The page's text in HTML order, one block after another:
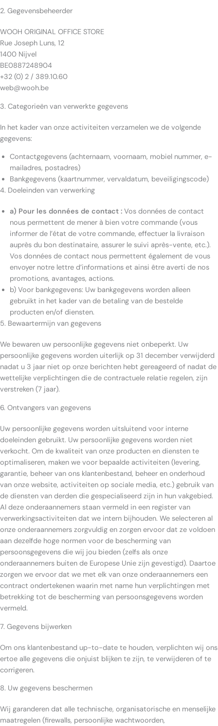
2. Gegevensbeheerder
WOOH ORIGINAL OFFICE STORE
Rue Joseph Luns, 12
1400 Nijvel
BE0887248904
+32 (0) 2 / 389.10.60
web@wooh.be
3. Categorieën van verwerkte gegevens
In het kader van onze activiteiten verzamelen we de volgende
gegevens:
Contactgegevens (achternaam, voornaam, mobiel nummer, e-
mailadres, postadres)
Bankgegevens (kaartnummer, vervaldatum, beveiligingscode)
4. Doeleinden van verwerking
a) Pour les données de contact : Vos données de contact
nous permettent de mener à bien votre commande (vous
informer de l’état de votre commande, effectuer la livraison
auprès du bon destinataire, assurer le suivi après-vente, etc.).
Vos données de contact nous permettent également de vous
envoyer notre lettre d’informations et ainsi être averti de nos
promotions, avantages, actions.
b) Voor bankgegevens: Uw bankgegevens worden alleen
gebruikt in het kader van de betaling van de bestelde
producten en/of diensten.
5. Bewaartermijn van gegevens
We bewaren uw persoonlijke gegevens niet onbeperkt. Uw
persoonlijke gegevens worden uiterlijk op 31 december verwijderd
nadat u 3 jaar niet op onze berichten hebt gereageerd of nadat de
wettelijke verplichtingen die de contractuele relatie regelen, zijn
verstreken (7 jaar).
6. Ontvangers van gegevens
Uw persoonlijke gegevens worden uitsluitend voor interne
doeleinden gebruikt. Uw persoonlijke gegevens worden niet
verkocht. Om de kwaliteit van onze producten en diensten te
optimaliseren, maken we voor bepaalde activiteiten (levering,
garantie, beheer van ons klantenbestand, beheer en onderhoud
van onze website, activiteiten op sociale media, etc.) gebruik van
de diensten van derden die gespecialiseerd zijn in hun vakgebied.
Al deze onderaannemers staan vermeld in een register van
verwerkingsactiviteiten dat we intern bijhouden. We selecteren al
onze onderaannemers zorgvuldig en zorgen ervoor dat ze voldoen
aan dezelfde hoge normen voor de bescherming van
persoonsgegevens die wij jou bieden (zelfs als onze
onderaannemers buiten de Europese Unie zijn gevestigd). Daartoe
zorgen we ervoor dat we met elk van onze onderaannemers een
contract ondertekenen waarin met name hun verplichtingen met
betrekking tot de bescherming van persoonsgegevens worden
vermeld.
7. Gegevens bijwerken
Om ons klantenbestand up-to-date te houden, verplichten wij ons
ertoe alle gegevens die onjuist blijken te zijn, te verwijderen of te
corrigeren.
8. Uw gegevens beschermen
Wij garanderen dat alle technische, organisatorische en menselijke
maatregelen (firewalls, persoonlijke wachtwoorden,